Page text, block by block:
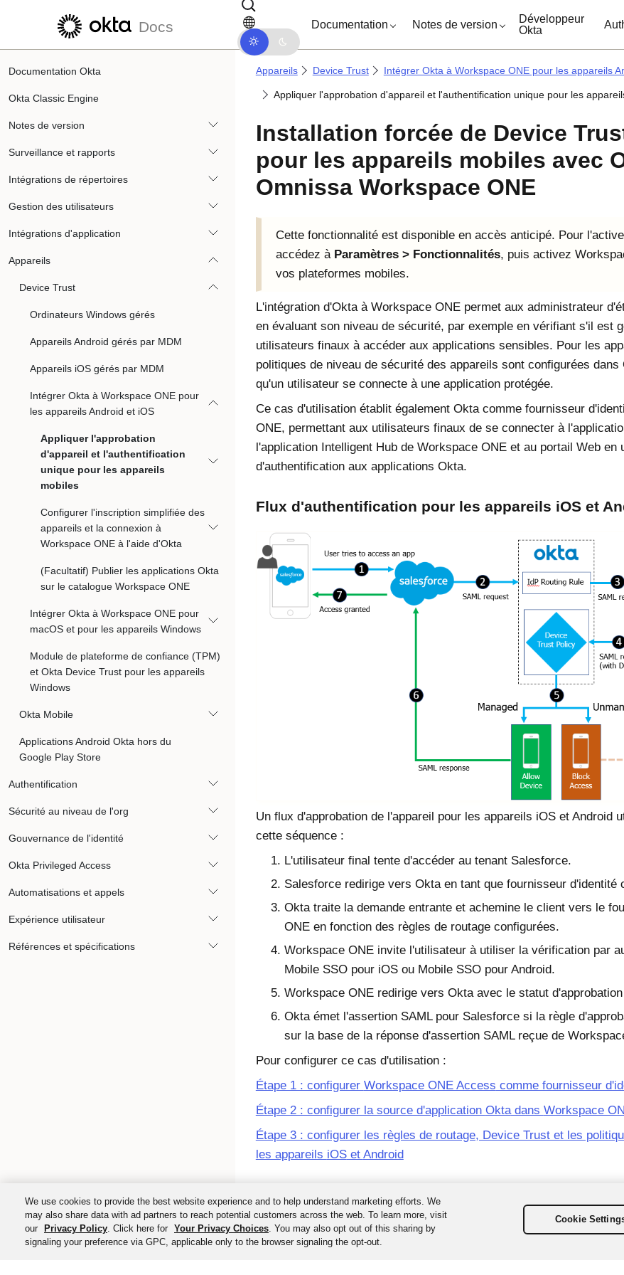
Passer au contenu principal Passer à la navigation dans les documents
Docs Documentation Notes de version
Développeur
Okta
Documentation Okta
Okta Classic Engine
Notes de version
Surveillance et rapports
Intégrations de répertoires
Gestion des utilisateurs
Intégrations d'application
Appareils
Device Trust
Ordinateurs Windows gérés
Appareils Android gérés par MDM
Appareils iOS gérés par MDM
Intégrer Okta à Workspace ONE pour
les appareils Android et iOS
Appliquer l'approbation
d'appareil et l'authentification
unique pour les appareils
mobiles
Configurer l'inscription simplifiée des
appareils et la connexion à
Workspace ONE à l'aide d'Okta
(Facultatif) Publier les applications Okta
sur le catalogue Workspace ONE
Intégrer Okta à Workspace ONE pour
macOS et pour les appareils Windows
Module de plateforme de confiance (TPM)
et Okta Device Trust pour les appareils
Windows
Okta Mobile
Applications Android Okta hors du
Google Play Store
Authentification
Sécurité au niveau de l'org
Gouvernance de l'identité
Okta Privileged Access
Automatisations et appels
Expérience utilisateur
Références et spécifications
Appareils Device Trust Intégrer Okta à Workspace ONE pour les appareils
Appliquer l'approbation d'appareil et l'authentification unique pour les
Installation forcée de Device
pour les appareils mobiles avec
Omnissa Workspace ONE
Cette fonctionnalité est disponible en accès anticipé. Pour
accédez à Paramètres Fonctionnalités, puis activez
vos plateformes mobiles.
L'intégration d'Oktaà Workspace ONEpermet aux administrateur
en évaluant son niveau de sécurité, par exemple en vérifiant s'il est
utilisateurs finaux à accéder aux applications sensibles. Pour les
politiques de niveau de sécurité des appareils sont configurées dans
qu'un utilisateur se connecte à une application protégée.
Ce cas d'utilisation établit également Oktacomme fournisseur
ONE, permettant aux utilisateurs finaux de se connecter à
l'application Intelligent Hub de Workspace ONEet au portail Web en
d'authentification aux applications Okta.
Flux d'authentification pour les appareils iOSet
Un flux d'approbation de l'appareil pour les appareils iOSet Android
cette séquence :
L'utilisateur final tente d'accéder au tenant Salesforce.
Salesforceredirige vers Oktaen tant que fournisseur d'identité
Okta traite la demande entrante et achemine le client vers le
ONEen fonction des règles de routage configurées.
Workspace ONEinvite l'utilisateur à utiliser la vérification par
Mobile SSO pour iOSou Mobile SSO pour Android.
Workspace ONEredirige vers Oktaavec le statut
Oktaémet l'assertion SAML pour Salesforcesi la règle
sur la base de la réponse d'assertion SAML reçue de
Pour configurer ce cas d'utilisation :
Étape 1 : configurer Workspace ONE Access comme fournisseur
Étape 2 : configurer la source d'application Oktadans Workspace
Étape 3 : configurer les règles de routage, Device Trust et les
les appareils iOSet Android
We use cookies to provide the best website experience and to help understand marketing efforts. We
may also share data with ad partners to reach potential customers across the web. To learn more, visit
our
Privacy Policy. Click here for Your Privacy Choices. You may also opt out of this sharing by
signaling your preference via GPC, applicable only to the browser signaling the opt-out.
Cookie